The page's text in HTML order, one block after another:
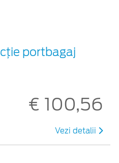
portbagaj
€ 100,56
Vezi detalii